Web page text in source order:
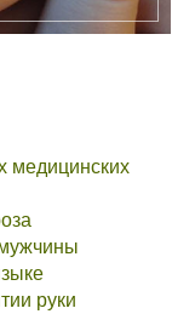
медицинских
руки